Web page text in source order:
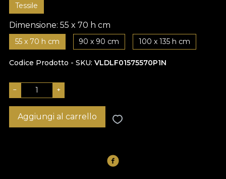
Tessile
Dimensione: 55 x 70 h cm
55 x 70 h cm 90 x 90 cm 100 x 135 h cm
Codice Prodotto - SKU VLDLF01575570P1N
− +
Aggiungi al carrello